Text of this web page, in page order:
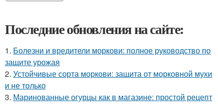
Последние обновления на сайте:
1. Болезни и вредители моркови: полное руководство по
защите урожая
2. Устойчивые сорта моркови: защита от морковной мухи
и не только
3. Маринованные огурцы как в магазине: простой рецепт